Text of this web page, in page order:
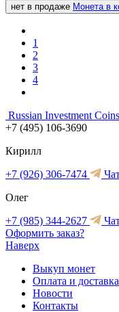
нет в продаже Монета в
1
2
3
4
Russian Investment Coins
+7 (495) 106-3690
Кирилл
+7 (926) 306-7474
Олег
+7 (985) 344-2627
Оформить заказ?
Наверх
Выкуп монет
Оплата и доставка
Новости
Контакты